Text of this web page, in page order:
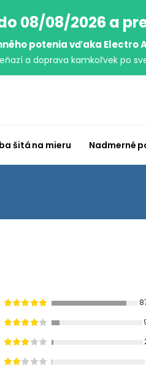
08/08/2026 a
potenia vďaka Electro
a doprava kamkoľvek po
šitá na mieru Nadmerné